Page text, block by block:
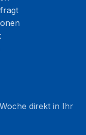
direkt in Ihr